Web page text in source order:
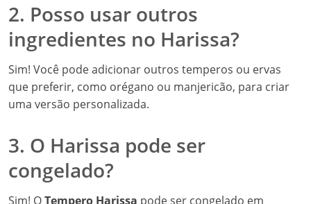
2. Posso usar outros
ingredientes no Harissa?
Sim! Você pode adicionar outros temperos ou ervas
que preferir, como orégano ou manjericão, para criar
uma versão personalizada.
3. O Harissa pode ser
congelado?
Sim! OTempero Harissa pode ser congelado em